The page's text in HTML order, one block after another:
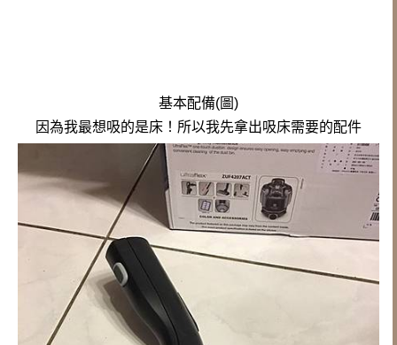
基本配備(圖)
因為我最想吸的是床！所以我先拿出吸床需要的配件